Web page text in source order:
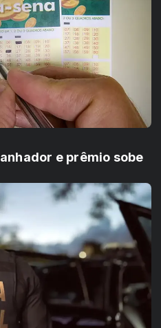
e prêmio sobe